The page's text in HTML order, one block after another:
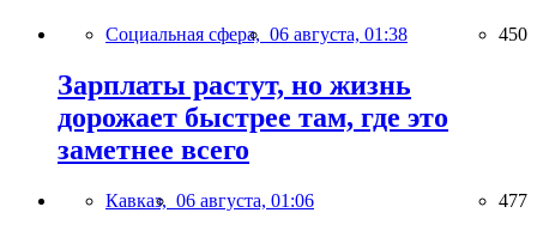
Социальная сфера, 06 августа, 01:38 450
Зарплаты растут, но жизнь
дорожает быстрее там, где это
заметнее всего
Кавказ, 06 августа, 01:06 477